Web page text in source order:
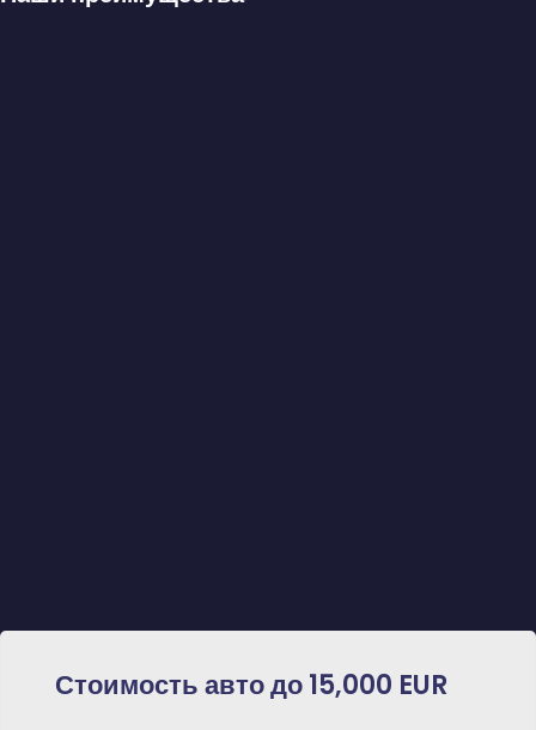
Стоимость авто до 15,000 EUR